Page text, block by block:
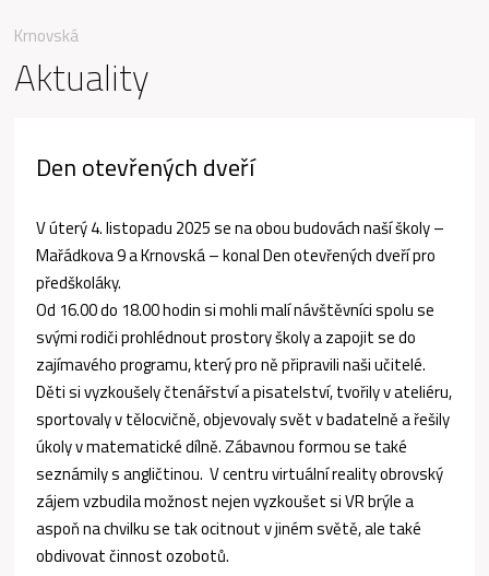
Krnovská
Aktuality
Den otevřených dveří
V úterý 4. listopadu 2025 se na obou budovách naší školy –
Mařádkova 9 a Krnovská – konal Den otevřených dveří pro
předškoláky.
Od 16.00 do 18.00 hodin si mohli malí návštěvníci spolu se
svými rodiči prohlédnout prostory školy a zapojit se do
zajímavého programu, který pro ně připravili naši učitelé.
Děti si vyzkoušely čtenářství a pisatelství, tvořily v ateliéru,
sportovaly v tělocvičně, objevovaly svět v badatelně a řešily
úkoly v matematické dílně. Zábavnou formou se také
seznámily s angličtinou. V centru virtuální reality obrovský
zájem vzbudila možnost nejen vyzkoušet si VR brýle a
aspoň na chvilku se tak ocitnout v jiném světě, ale také
obdivovat činnost ozobotů.